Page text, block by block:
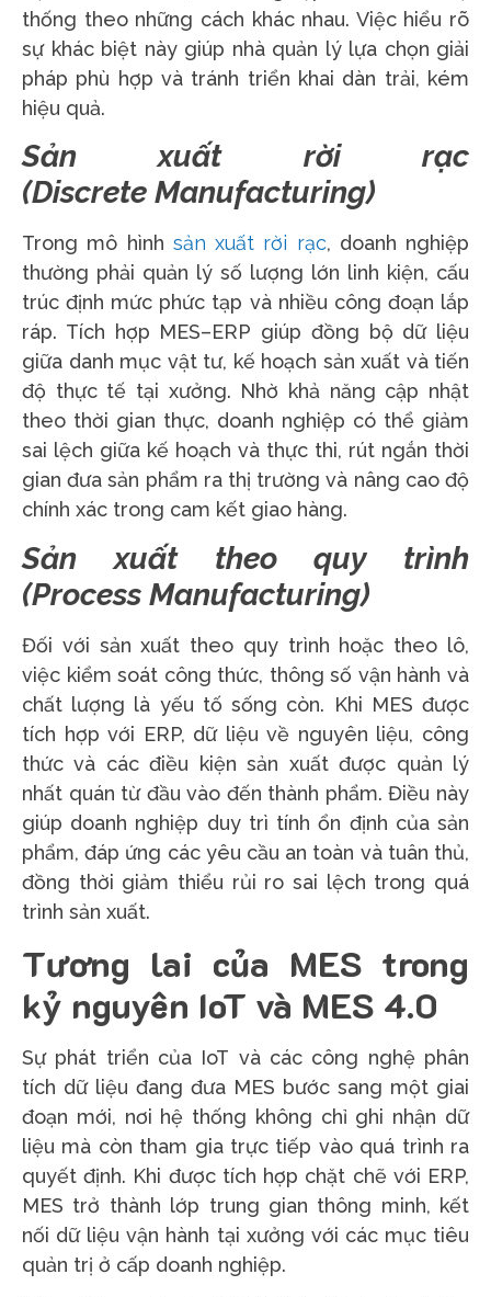
thống theo những cách khác nhau. Việc hiểu rõ
sự khác biệt này giúp nhà quản lý lựa chọn giải
pháp phù hợp và tránh triển khai dàn trải, kém
hiệu quả.
Sản xuất rời rạc
(Discrete Manufacturing)
Trong mô hình sản xuất rời rạc, doanh nghiệp
thường phải quản lý số lượng lớn linh kiện, cấu
trúc định mức phức tạp và nhiều công đoạn lắp
ráp. Tích hợp MES–ERP giúp đồng bộ dữ liệu
giữa danh mục vật tư, kế hoạch sản xuất và tiến
độ thực tế tại xưởng. Nhờ khả năng cập nhật
theo thời gian thực, doanh nghiệp có thể giảm
sai lệch giữa kế hoạch và thực thi, rút ngắn thời
gian đưa sản phẩm ra thị trường và nâng cao độ
chính xác trong cam kết giao hàng.
Sản xuất theo quy trình
(Process Manufacturing)
Đối với sản xuất theo quy trình hoặc theo lô,
việc kiểm soát công thức, thông số vận hành và
chất lượng là yếu tố sống còn. Khi MES được
tích hợp với ERP, dữ liệu về nguyên liệu, công
thức và các điều kiện sản xuất được quản lý
nhất quán từ đầu vào đến thành phẩm. Điều này
giúp doanh nghiệp duy trì tính ổn định của sản
phẩm, đáp ứng các yêu cầu an toàn và tuân thủ,
đồng thời giảm thiểu rủi ro sai lệch trong quá
trình sản xuất.
Tương lai của MES trong
kỷ nguyên IoT và MES 4.0
Sự phát triển của IoT và các công nghệ phân
tích dữ liệu đang đưa MES bước sang một giai
đoạn mới, nơi hệ thống không chỉ ghi nhận dữ
liệu mà còn tham gia trực tiếp vào quá trình ra
quyết định. Khi được tích hợp chặt chẽ với ERP,
MES trở thành lớp trung gian thông minh, kết
nối dữ liệu vận hành tại xưởng với các mục tiêu
quản trị ở cấp doanh nghiệp.